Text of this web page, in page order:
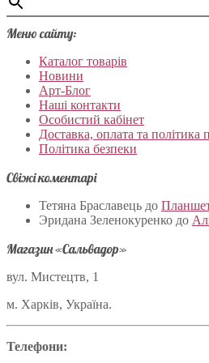
Меню сайту:
Каталог товарів
Новини
Арт-Блог
Наші контакти
Особистий кабінет
Доставка, оплата та політика
Політика безпеки
Свіжі коментарі
Тетяна Браславець до
Эридана Зеленокуренко до
Магазин «Сальвадор»
вул. Мистецтв, 1
м. Харків, Україна.
Телефони: